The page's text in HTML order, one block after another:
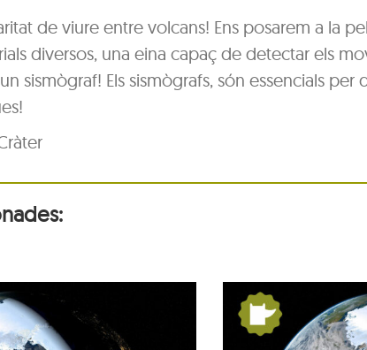
de viure entre volcans! Ens posarem a la
diversos, una eina capaç de detectar els
sismògraf! Els sismògrafs, són essencials